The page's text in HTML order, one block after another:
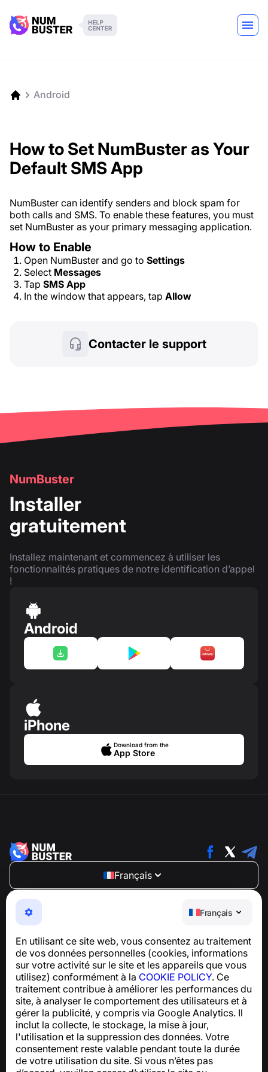
Français
En utilisant ce site web, vous consentez au traitement
de vos données personnelles (cookies, informations
sur votre activité sur le site et les appareils que vous
utilisez) conformément à la COOKIE POLICY. Ce
traitement contribue à améliorer les performances du
site, à analyser le comportement des utilisateurs et à
gérer la publicité, y compris via Google Analytics. Il
inclut la collecte, le stockage, la mise à jour,
l'utilisation et la suppression des données. Votre
consentement reste valable pendant toute la durée
de votre utilisation du site. Si vous n’êtes pas
Android
How to Set NumBuster as Your
Default SMS App
NumBuster can identify senders and block spam for
both calls and SMS. To enable these features, you must
set NumBuster as your primary messaging application.
How to Enable
Open NumBuster and go to Settings
Select Messages
Tap SMS App
In the window that appears, tap Allow
Contacter le support
NumBuster
Installer
gratuitement
Installez maintenant et commencez à utiliser les
fonctionnalités pratiques de notre identification d’appel
!
Android
iPhone
Download from the
App Store
Français
NumBuster © 2013—2026 ·
Une application facile à utiliser qui vous protège contre
les arnaques téléphoniques, le spam et les messages
Pour toute question concernant la conformité au RGPD :
support@numbuster.com
Centre d’aide
Actualités et articles
À propos du projet
Contacts